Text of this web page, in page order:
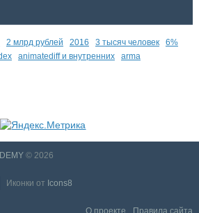
2 млрд рублей 2016 3 тысяч человек
6%
animatediff и внутренних arma
© 2026
Иконки от Icons8